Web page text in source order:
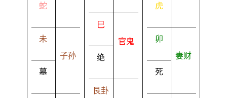
蛇
未
墓
子孙
巳
绝
官鬼
艮卦
虎
卯
死
妻财